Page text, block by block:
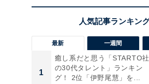
最新 一週間
1
癒し系だと思う「STARTO社
の30代タレント」ランキン
グ！ 2位「伊野尾慧」を...